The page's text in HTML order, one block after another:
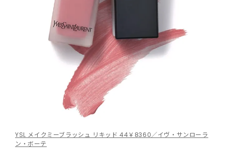
YSL メイクミーブラッシュ リキッド 44￥8360／イヴ・サンローラ
ン・ボーテ